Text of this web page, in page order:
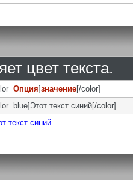
цвет текста.
Опция]значение[/color]
текст синий[/color]
текст синий